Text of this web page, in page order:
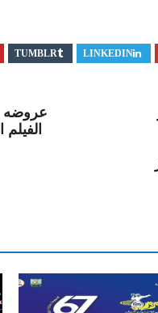
LINKEDIN
TUMBLR
عروضه